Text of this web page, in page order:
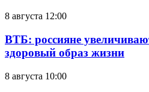
8 августа 12:00
ВТБ: россияне
здоровый образ жизни
8 августа 10:00